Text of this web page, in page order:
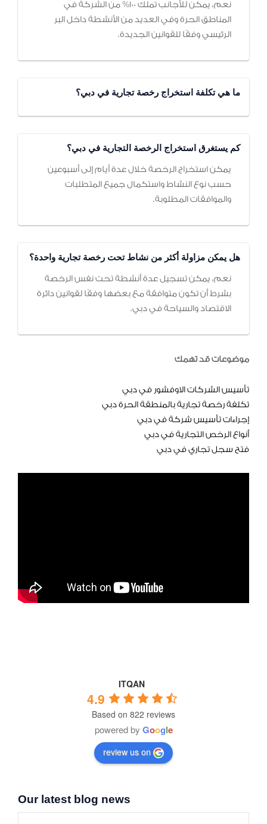
نعم، يمكن للأجانب تملك 100% من الشركة في
المناطق الحرة وفي العديد من الأنشطة داخل البر
الرئيسي وفقًا للقوانين الجديدة.
ما هي تكلفة استخراج رخصة تجارية في دبي؟
كم يستغرق استخراج الرخصة التجارية في دبي؟
يمكن استخراج الرخصة خلال عدة أيام إلى أسبوعين
حسب نوع النشاط واستكمال جميع المتطلبات
والموافقات المطلوبة.
هل يمكن مزاولة أكثر من نشاط تحت رخصة تجارية واحدة؟
نعم، يمكن تسجيل عدة أنشطة تحت نفس الرخصة
بشرط أن تكون متوافقة مع بعضها وفقًا لقوانين دائرة
الاقتصاد والسياحة في دبي.
موضوعات قد تهمك
تأسيس الشركات الاوفشور في دبي
تكلفة رخصة تجارية بالمنطقة الحرة دبي
إجراءات تأسيس شركة في دبي
أنواع الرخص التجارية في دبي
فتح سجل تجاري في دبي
ITQAN
4.9
Based on 822 reviews
powered by Google
review us on
Our latest blog news